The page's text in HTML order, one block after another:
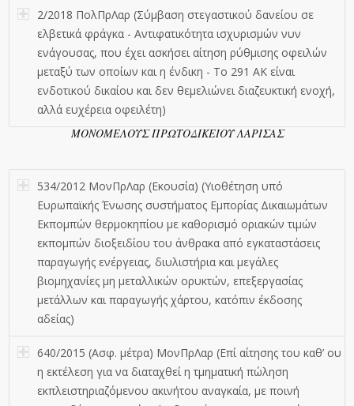
2/2018 ΠολΠρΛαρ (Σύμβαση στεγαστικού δανείου σε
ελβετικά φράγκα - Αντιφατικότητα ισχυρισμών νυν
ενάγουσας, που έχει ασκήσει αίτηση ρύθμισης οφειλών
μεταξύ των οποίων και η ένδικη - Το 291 ΑΚ είναι
ενδοτικού δικαίου και δεν θεμελιώνει διαζευκτική ενοχή,
αλλά ευχέρεια οφειλέτη)
ΜΟΝΟΜΕΛΟΥΣ ΠΡΩΤΟΔΙΚΕΙΟΥ ΛΑΡΙΣΑΣ
534/2012 ΜονΠρΛαρ (Εκουσία) (Υιοθέτηση υπό
Ευρωπαϊκής Ένωσης συστήματος Εμπορίας Δικαιωμάτων
Εκπομπών θερμοκηπίου με καθορισμό οριακών τιμών
εκπομπών διοξειδίου του άνθρακα από εγκαταστάσεις
παραγωγής ενέργειας, διυλιστήρια και μεγάλες
βιομηχανίες μη μεταλλικών ορυκτών, επεξεργασίας
μετάλλων και παραγωγής χάρτου, κατόπιν έκδοσης
αδείας)
640/2015 (Ασφ. μέτρα) ΜονΠρΛαρ (Επί αίτησης του καθ’ ου
η εκτέλεση για να διαταχθεί η τμηματική πώληση
εκπλειστηριαζόμενου ακινήτου αναγκαία, με ποινή